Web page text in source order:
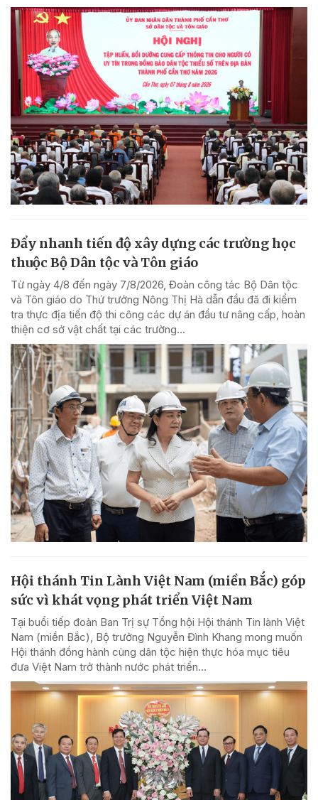
Đẩy nhanh tiến độ xây dựng các trường học
thuộc Bộ Dân tộc và Tôn giáo
Từ ngày 4/8 đến ngày 7/8/2026, Đoàn công tác Bộ Dân tộc
và Tôn giáo do Thứ trưởng Nông Thị Hà dẫn đầu đã đi kiểm
tra thực địa tiến độ thi công các dự án đầu tư nâng cấp, hoàn
thiện cơ sở vật chất tại các trường...
Hội thánh Tin Lành Việt Nam (miền Bắc) góp
sức vì khát vọng phát triển Việt Nam
Tại buổi tiếp đoàn Ban Trị sự Tổng hội Hội thánh Tin lành Việt
Nam (miền Bắc), Bộ trưởng Nguyễn Đình Khang mong muốn
Hội thánh đồng hành cùng dân tộc hiện thực hóa mục tiêu
đưa Việt Nam trở thành nước phát triển...